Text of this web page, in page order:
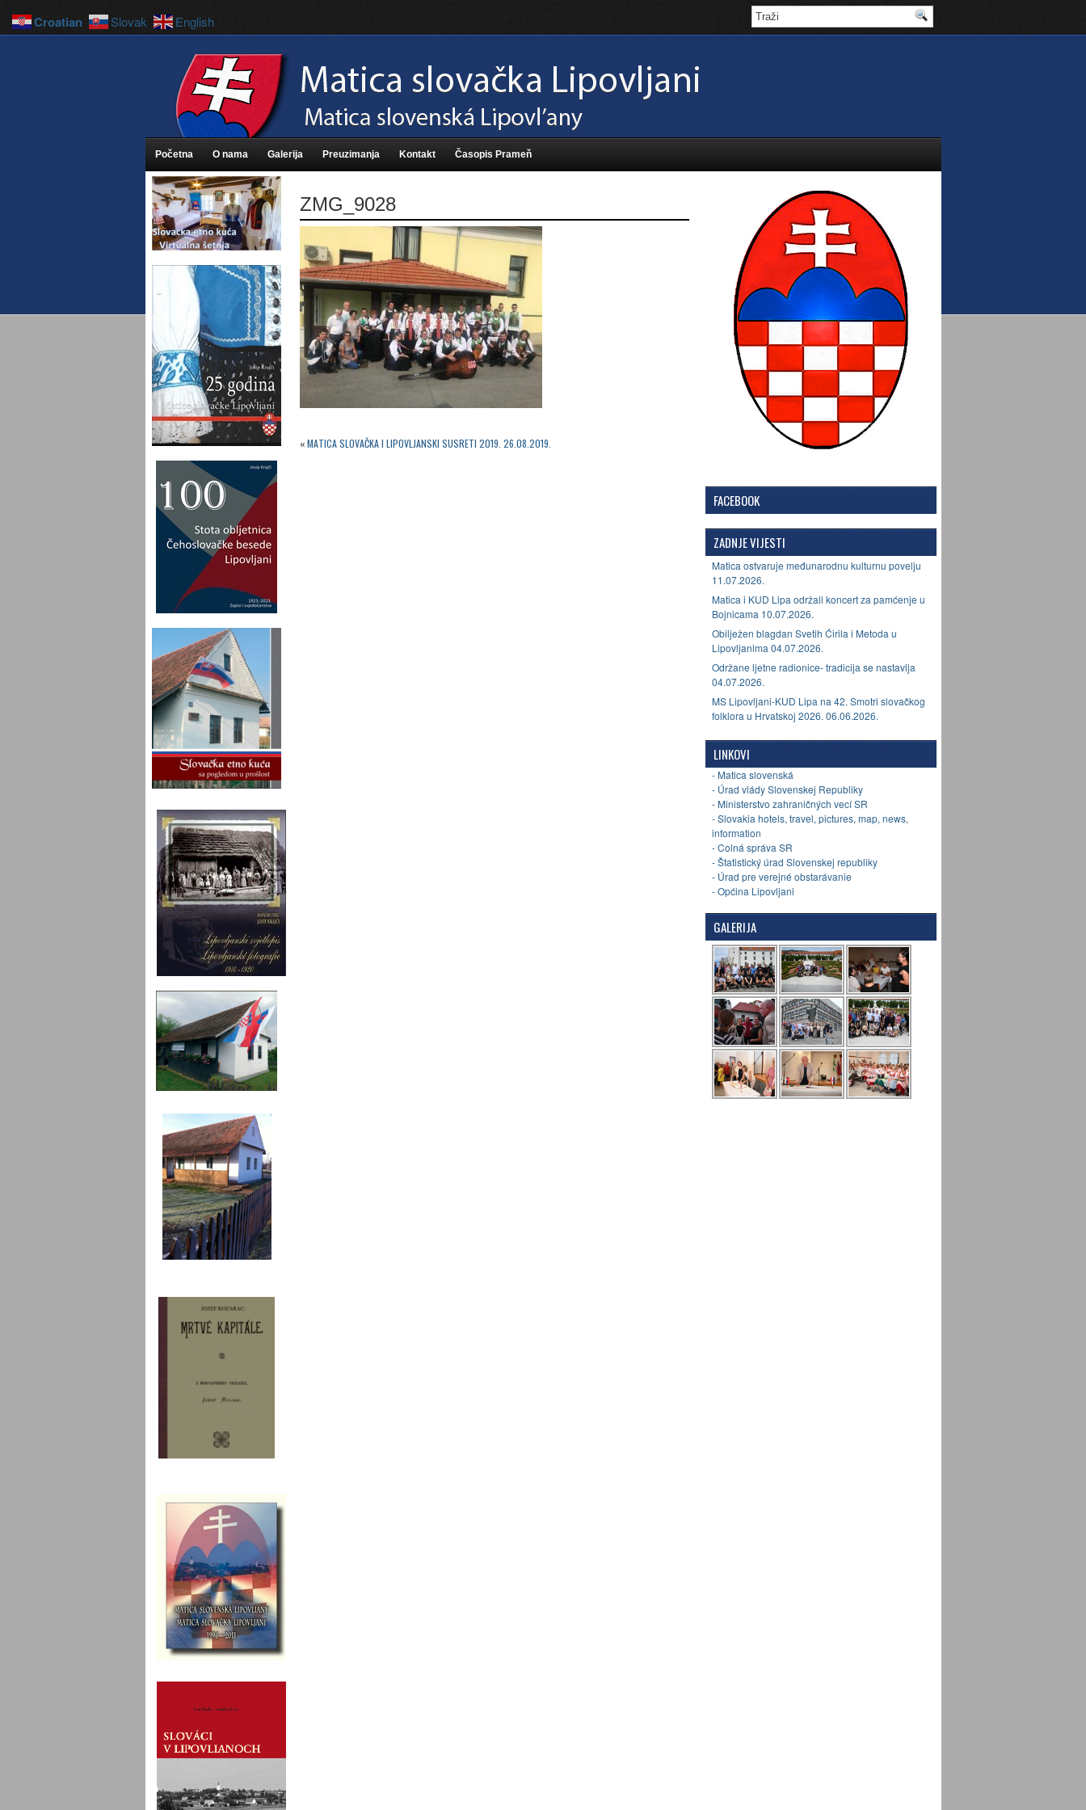
Početna O nama Galerija Preuzimanja Kontakt Časopis Prameň
ZMG_9028
«MATICA SLOVAČKA I LIPOVLJANSKI SUSRETI 2019. 26.08.2019.
FACEBOOK
ZADNJE VIJESTI
Matica ostvaruje međunarodnu kulturnu povelju
11.07.2026.
Matica i KUD Lipa održali koncert za pamćenje u
Bojnicama 10.07.2026.
Obilježen blagdan Svetih Ćirila i Metoda u
Lipovljanima 04.07.2026.
Održane ljetne radionice- tradicija se nastavlja
04.07.2026.
MS Lipovljani-KUD Lipa na 42. Smotri slovačkog
folklora u Hrvatskoj 2026. 06.06.2026.
LINKOVI
- Matica slovenská
- Úrad vlády Slovenskej Republiky
- Ministerstvo zahraničných vecí SR
- Slovakia hotels, travel, pictures, map, news,
information
- Colná správa SR
- Štatistický úrad Slovenskej republiky
- Úrad pre verejné obstarávanie
- Općina Lipovljani
GALERIJA
Croatian Slovak English